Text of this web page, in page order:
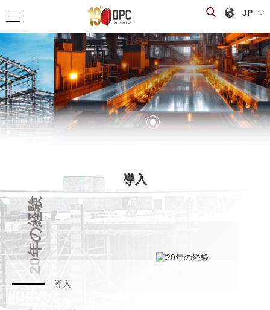
JP
鉄骨構造物の製造
導入
20年の経験
導入
導入
導入